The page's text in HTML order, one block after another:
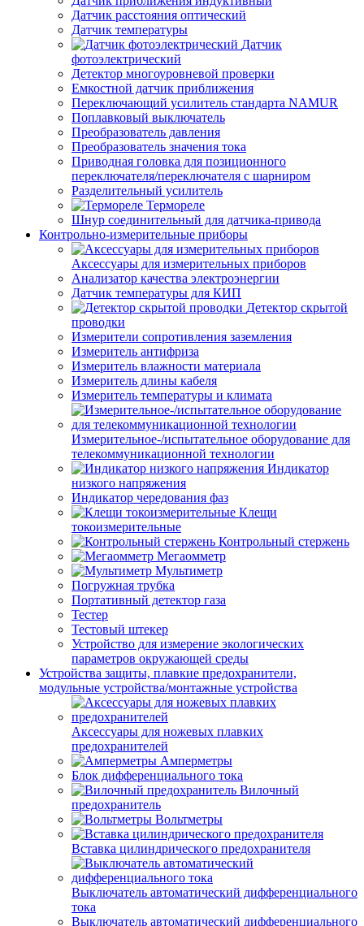
Датчик расстояния оптический
Датчик температуры
Датчик
фотоэлектрический
Детектор многоуровневой проверки
Емкостной датчик приближения
Переключающий усилитель стандарта NAMUR
Поплавковый выключатель
Преобразователь давления
Преобразователь значения тока
Приводная головка для позиционного
переключателя/переключателя с шарниром
Разделительный усилитель
Термореле
Шнур соединительный для датчика-привода
Контрольно-измерительные приборы
Аксессуары для измерительных приборов
Анализатор качества электроэнергии
Датчик температуры для КИП
Детектор скрытой
проводки
Измерители сопротивления заземления
Измеритель антифриза
Измеритель влажности материала
Измеритель длины кабеля
Измеритель температуры и климата
Измерительное-/испытательное оборудование для
телекоммуникационной технологии
Индикатор
низкого напряжения
Индикатор чередования фаз
Клещи
токоизмерительные
Контрольный стержень
Мегаомметр
Мультиметр
Погружная трубка
Портативный детектор газа
Тестер
Тестовый штекер
Устройство для измерение экологических
параметров окружающей среды
Устройства защиты, плавкие предохранители,
модульные устройства/монтажные устройства
Аксессуары для ножевых плавких
предохранителей
Амперметры
Блок дифференциального тока
Вилочный
предохранитель
Вольтметры
Вставка цилиндрического предохранителя
Выключатель автоматический дифференциального
тока
Выключатель автоматический дифференциального